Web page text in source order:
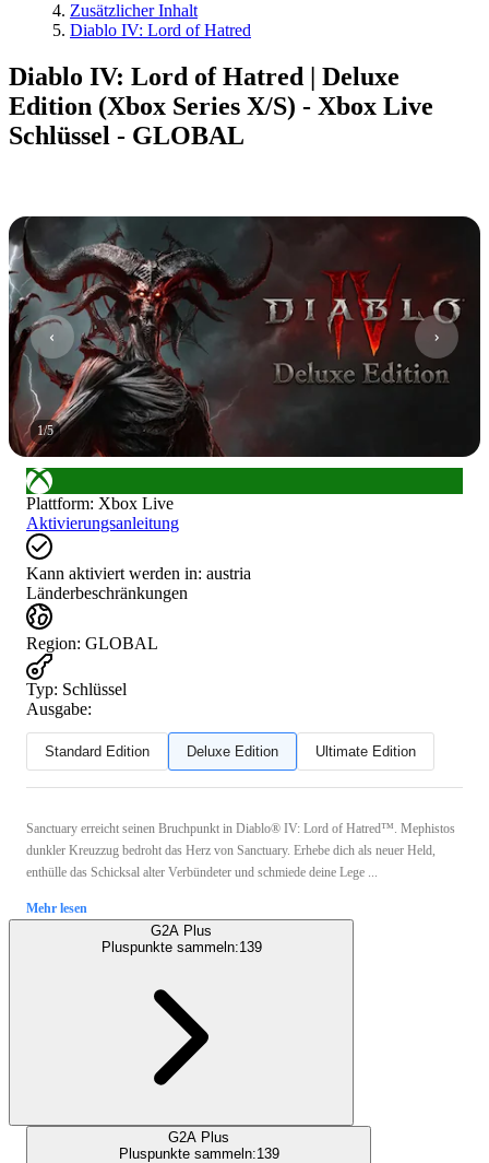
Zusätzlicher Inhalt
Diablo IV: Lord of Hatred
Diablo IV: Lord of Hatred | Deluxe
Edition (Xbox Series X/S) - Xbox Live
Schlüssel - GLOBAL
1/5
Plattform: Xbox Live
Aktivierungsanleitung
Kann aktiviert werden in: austria
Länderbeschränkungen
Region: GLOBAL
Typ: Schlüssel
Ausgabe:
Standard Edition Deluxe Edition Ultimate Edition
Sanctuary erreicht seinen Bruchpunkt in Diablo® IV: Lord of Hatred™. Mephistos
dunkler Kreuzzug bedroht das Herz von Sanctuary. Erhebe dich als neuer Held,
enthülle das Schicksal alter Verbündeter und schmiede deine Lege ...
Mehr lesen
G2A Plus
Pluspunkte sammeln:139
G2A Plus
Pluspunkte sammeln:139